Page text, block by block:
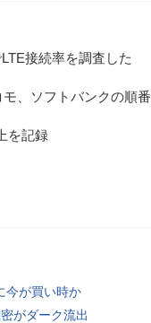
接続率を調査した
、ソフトバンクの順番
を記録
今が買い時か
がダーク流出